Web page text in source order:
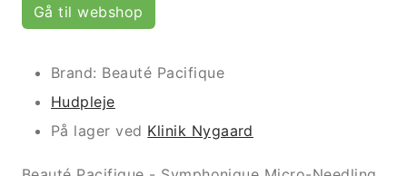
Gå til webshop
Brand: Beauté Pacifique
Hudpleje
På lager ved Klinik Nygaard